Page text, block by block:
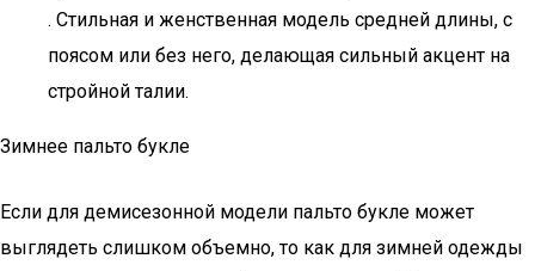
. Стильная и женственная модель средней длины, с
поясом или без него, делающая сильный акцент на
стройной талии.
Зимнее пальто букле
Если для демисезонной модели пальто букле может
выглядеть слишком объемно, то как для зимней одежды